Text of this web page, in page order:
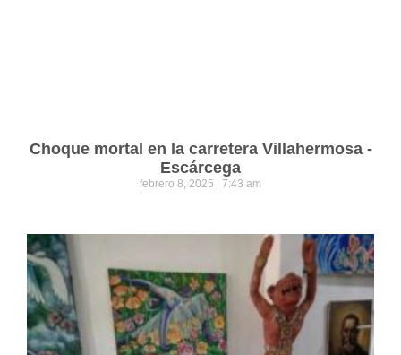
Choque mortal en la carretera Villahermosa -
Escárcega
febrero 8, 2025 7:43 am